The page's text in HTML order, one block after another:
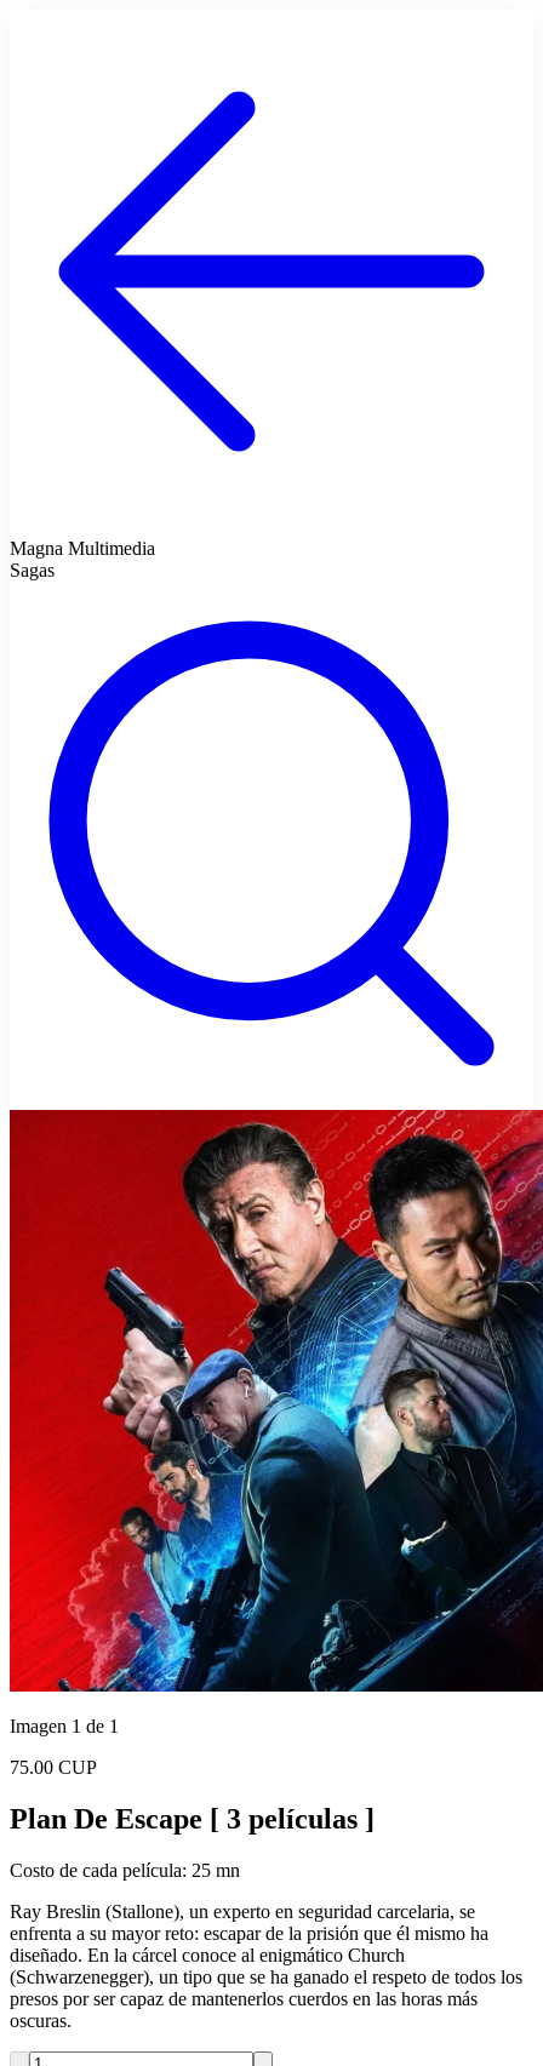
Magna Multimedia
Sagas
Imagen 1 de 1
75.00 CUP
Plan De Escape [ 3 películas ]
Costo de cada película: 25 mn
Ray Breslin (Stallone), un experto en seguridad carcelaria, se
enfrenta a su mayor reto: escapar de la prisión que él mismo ha
diseñado. En la cárcel conoce al enigmático Church
(Schwarzenegger), un tipo que se ha ganado el respeto de todos los
presos por ser capaz de mantenerlos cuerdos en las horas más
oscuras.